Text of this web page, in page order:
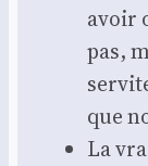
avoir
pas,
que
La